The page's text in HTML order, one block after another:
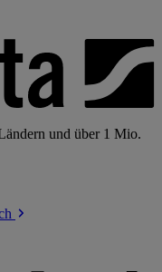
und über 1 Mio.